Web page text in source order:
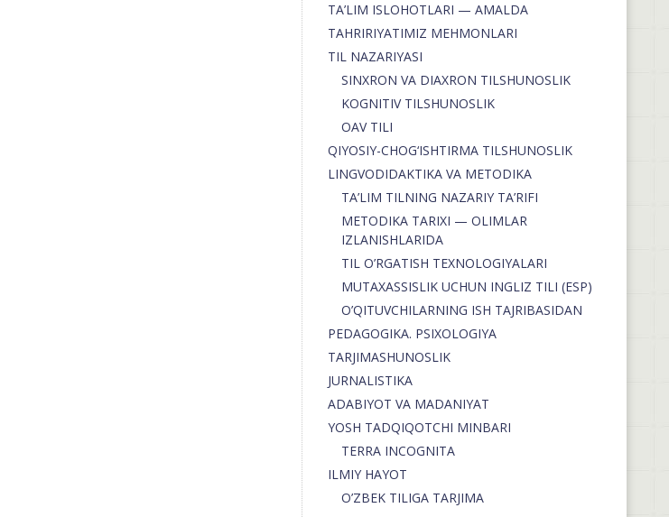
TA’LIM ISLOHOTLARI — AMALDA
TAHRIRIYATIMIZ MEHMONLARI
TIL NAZARIYASI
SINXRON VA DIAXRON TILSHUNOSLIK
KOGNITIV TILSHUNOSLIK
OAV TILI
QIYOSIY-CHOG‘ISHTIRMA TILSHUNOSLIK
LINGVODIDAKTIKA VA METODIKA
TA’LIM TILNING NAZARIY TA’RIFI
METODIKA TARIXI — OLIMLAR
IZLANISHLARIDA
TIL O’RGATISH TEXNOLOGIYALARI
MUTAXASSISLIK UCHUN INGLIZ TILI (ESP)
O’QITUVCHILARNING ISH TAJRIBASIDAN
PEDAGOGIKA. PSIXOLOGIYA
TARJIMASHUNOSLIK
JURNALISTIKA
ADABIYOT VA MADANIYAT
YOSH TADQIQOTCHI MINBARI
TERRA INCOGNITA
ILMIY HAYOT
O’ZBEK TILIGA TARJIMA